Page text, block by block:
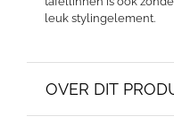
leuk stylingelement.
OVER DIT